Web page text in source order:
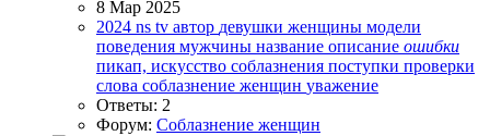
8 Мар 2025
2024 ns tv автор девушки женщины модели
поведения мужчины название описание ошибки
пикап, искусство соблазнения поступки проверки
слова соблазнение женщин уважение
Ответы: 2
Форум: Соблазнение женщин